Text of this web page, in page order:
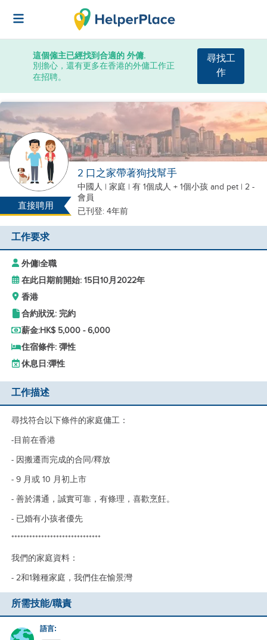
這個僱主已經找到合適的 外傭.
別擔心，還有更多在香港的外傭工作正
在招聘。
尋找工
作
直接聘用
2 口之家帶著狗找幫手
中國人 | 家庭 | 有 1個成人 + 1個小孩 and pet | 2 -
會員
已刊登: 4年前
工作要求
外傭|全職
在此日期前開始: 15日10月2022年
香港
合約狀況: 完約
薪金:HK$ 5,000 - 6,000
住宿條件: 彈性
休息日:彈性
工作描述
尋找符合以下條件的家庭傭工：
-目前在香港
- 因搬遷而完成的合同/釋放
- 9 月或 10 月初上市
- 善於溝通，誠實可靠，有條理，喜歡烹飪。
- 已婚有小孩者優先
******************************
我們的家庭資料：
- 2和1雜種家庭，我們住在愉景灣
所需技能/職責
語言: